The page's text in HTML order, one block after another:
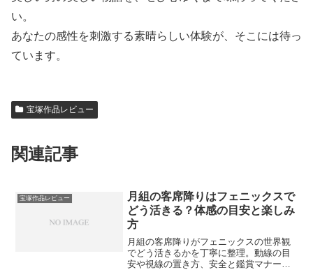
い。
あなたの感性を刺激する素晴らしい体験が、そこには待っ
ています。
宝塚作品レビュー
関連記事
宝塚作品レビュー
月組の客席降りはフェニックスで
どう活きる？体感の目安と楽しみ
方
月組の客席降りがフェニックスの世界観
でどう活きるかを丁寧に整理。動線の目
安や視線の置き方、安全と鑑賞マナー、